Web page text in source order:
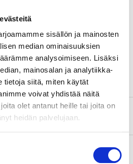
sisällön ja mainosten
median ominaisuuksien
analysoimiseen. Lisäksi
mainosalan ja analytiikka-
tietoja siitä, miten käytät
voivat yhdistää näitä
olet antanut heille tai joita on
heidän palvelujaan.
Varmförzinkad, FZV
8.8